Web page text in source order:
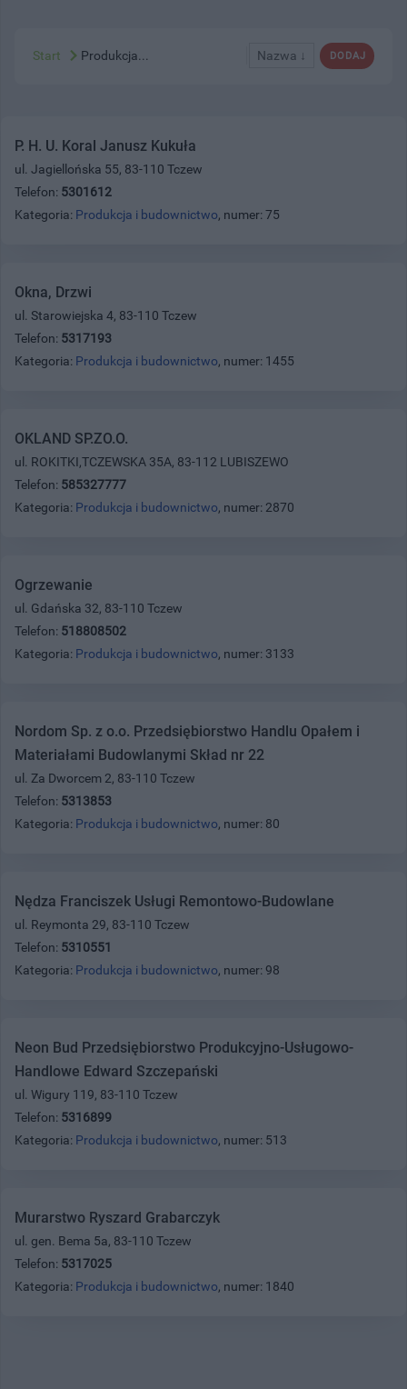
DODAJ
Nazwa ↓
Start Produkcja...
P. H. U. Koral Janusz Kukuła
ul. Jagiellońska 55, 83-110 Tczew
Telefon: 5301612
Kategoria: Produkcja i budownictwo, numer: 75
Okna, Drzwi
ul. Starowiejska 4, 83-110 Tczew
Telefon: 5317193
Kategoria: Produkcja i budownictwo, numer: 1455
OKLAND SP.ZO.O.
ul. ROKITKI,TCZEWSKA 35A, 83-112 LUBISZEWO
Telefon: 585327777
Kategoria: Produkcja i budownictwo, numer: 2870
Ogrzewanie
ul. Gdańska 32, 83-110 Tczew
Telefon: 518808502
Kategoria: Produkcja i budownictwo, numer: 3133
Nordom Sp. z o.o. Przedsiębiorstwo Handlu Opałem i
Materiałami Budowlanymi Skład nr 22
ul. Za Dworcem 2, 83-110 Tczew
Telefon: 5313853
Kategoria: Produkcja i budownictwo, numer: 80
Nędza Franciszek Usługi Remontowo-Budowlane
ul. Reymonta 29, 83-110 Tczew
Telefon: 5310551
Kategoria: Produkcja i budownictwo, numer: 98
Neon Bud Przedsiębiorstwo Produkcyjno-Usługowo-
Handlowe Edward Szczepański
ul. Wigury 119, 83-110 Tczew
Telefon: 5316899
Kategoria: Produkcja i budownictwo, numer: 513
Murarstwo Ryszard Grabarczyk
ul. gen. Bema 5a, 83-110 Tczew
Telefon: 5317025
Kategoria: Produkcja i budownictwo, numer: 1840